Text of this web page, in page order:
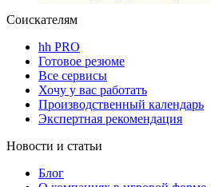
Соискателям
hh PRO
Готовое резюме
Все сервисы
Хочу у вас работать
Производственный календарь
Экспертная рекомендация
Новости и статьи
Блог